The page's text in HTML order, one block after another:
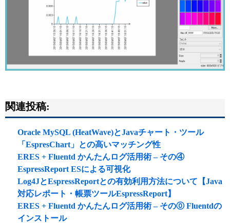
関連投稿:
Oracle MySQL (HeatWave)とJavaチャート・ツール
「EspresChart」との高いマッチング性
ERES + Fluentd かんたんログ活用術 – その④
EspressReport ESによる可視化
Log4JとEspressReportとの有効利用方法について【Java
対応レポート・帳票ツールEspressReport】
ERES + Fluentd かんたんログ活用術 – その⓪ Fluentdの
インストール